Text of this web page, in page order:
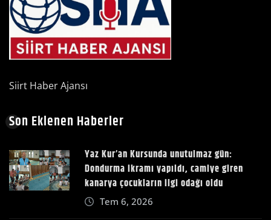
Siirt Haber Ajansı
Son Eklenen Haberler
Yaz Kur’an Kursunda unutulmaz gün:
Dondurma ikramı yapıldı, camiye giren
kanarya çocukların ilgi odağı oldu
Tem 6, 2026